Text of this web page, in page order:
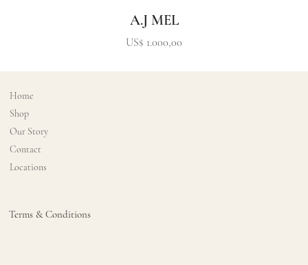
A.J MEL
Precio
US$ 1.000,00
Home
Shop
Our Story
Contact
Locations
Terms & Conditions